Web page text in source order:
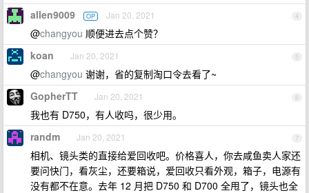
4
allen9009 OP Jan 20, 2021
@changyou 顺便进去点个赞？
5
koan Jan 20, 2021
@changyou 谢谢，省的复制淘口令去看了~
6
GopherTT Jan 20, 2021
我也有 D750，有人收吗，很少用。
7
randm Jan 20, 2021
相机、镜头类的直接给爱回收吧。价格喜人，你去咸鱼卖人家还
要问快门，看灰尘，还要箱说，爱回收只看外观，箱子，电源有
没有都不在意。去年 12 月把 D750 和 D700 全甩了，镜头也全